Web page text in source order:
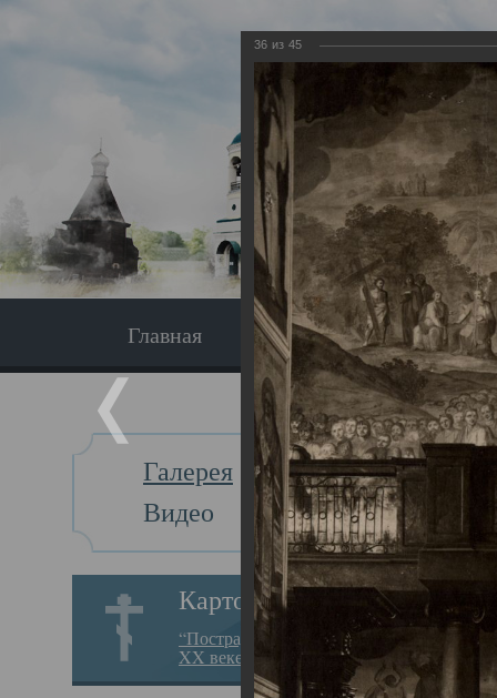
Главная Экскурсия
Галерея
Видео
Картотека
“Пострадавшие за веру в
XX веке на Севере”
Главная
36 из 45